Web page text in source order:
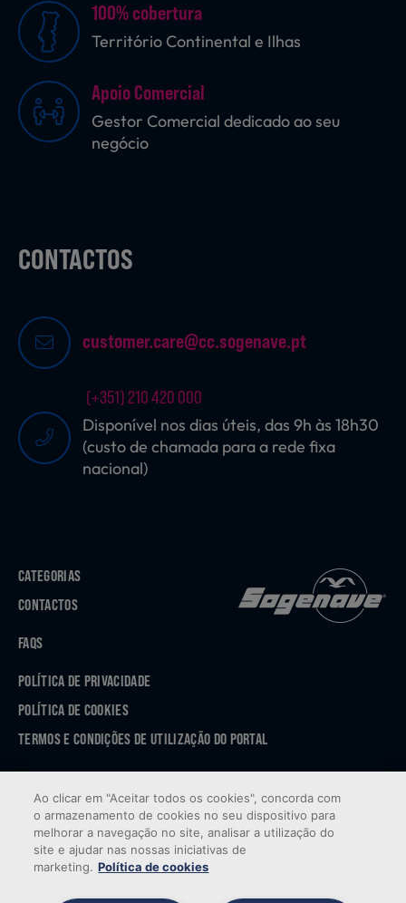
100% cobertura
Território Continental e Ilhas
Apoio Comercial
Gestor Comercial dedicado ao seu
negócio
CONTACTOS
customer.care@cc.sogenave.pt
(+351) 210 420 000
Disponível nos dias úteis, das 9h às 18h30
(custo de chamada para a rede fixa
nacional)
CATEGORIAS
CONTACTOS
FAQS
POLÍTICA DE PRIVACIDADE
POLÍTICA DE COOKIES
TERMOS E CONDIÇÕES DE UTILIZAÇÃO DO PORTAL
APP STORE
GOOGLE PLAY
Ao clicar em "Aceitar todos os cookies", concorda com
o armazenamento de cookies no seu dispositivo para
melhorar a navegação no site, analisar a utilização do
site e ajudar nas nossas iniciativas de
marketing. Política de cookies